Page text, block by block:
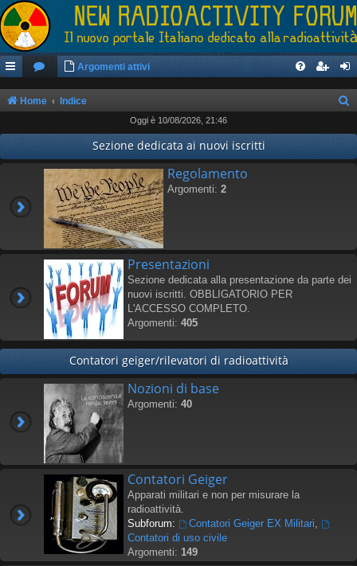
Argomenti attivi
Home Indice
c
Oggi è 10/08/2026, 21:46
Sezione dedicata ai nuovi iscritti
Regolamento
Argomenti: 2
Presentazioni
Sezione dedicata alla presentazione da parte dei
nuovi iscritti. OBBLIGATORIO PER
L'ACCESSO COMPLETO.
Argomenti: 405
Contatori geiger/rilevatori di radioattività
Nozioni di base
Argomenti: 40
Contatori Geiger
Apparati militari e non per misurare la
radioattività.
Subforum:
Contatori Geiger EX Militari,
Contatori di uso civile
Argomenti: 149